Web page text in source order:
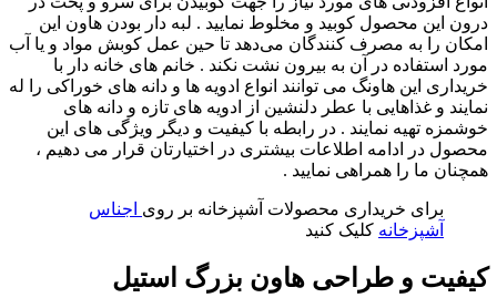
درون این محصول کوبید و مخلوط نمایید . لبه دار بودن هاون این
امکان را به مصرف ‌کنندگان می‌دهد تا حین عمل کوبش مواد و یا آب
مورد استفاده در آن به بیرون نشت نکند . خانم های خانه دار با
خریداری این هاونگ می توانند انواع ادویه ها و دانه های خوراکی را له
نمایند و غذاهایی با عطر دلنشین از ادویه های تازه و دانه های
خوشمزه تهیه نمایند . در رابطه با کیفیت و دیگر ویژگی های این
محصول در ادامه اطلاعات بیشتری در اختیارتان قرار می دهیم ،
همچنان ما را همراهی نمایید .
برای خریداری محصولات آشپزخانه بر روی اجناس
آشپزخانه کلیک کنید
کیفیت و طراحی هاون بزرگ استیل